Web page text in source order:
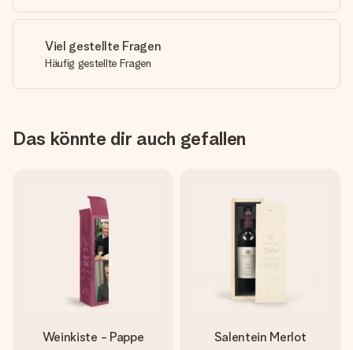
Viel gestellte Fragen
Häufig gestellte Fragen
Das könnte dir auch gefallen
Weinkiste - Pappe Salentein Merlot